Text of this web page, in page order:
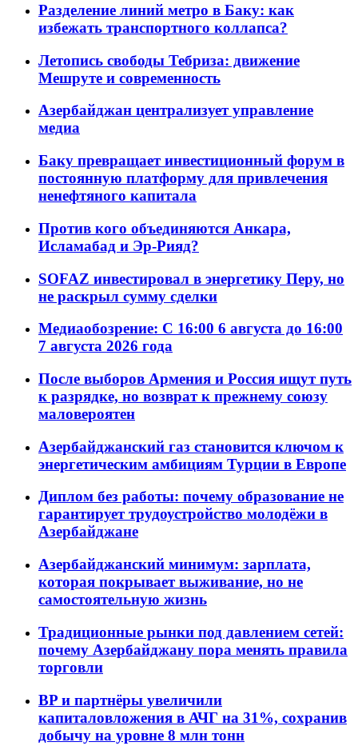
Разделение линий метро в Баку: как
избежать транспортного коллапса?
Летопись свободы Тебриза: движение
Мешруте и современность
Азербайджан централизует управление
медиа
Баку превращает инвестиционный форум в
постоянную платформу для привлечения
ненефтяного капитала
Против кого объединяются Анкара,
Исламабад и Эр-Рияд?
SOFAZ инвестировал в энергетику Перу, но
не раскрыл сумму сделки
Медиаобозрение: С 16:00 6 августа до 16:00
7 августа 2026 года
После выборов Армения и Россия ищут путь
к разрядке, но возврат к прежнему союзу
маловероятен
Азербайджанский газ становится ключом к
энергетическим амбициям Турции в Европе
Диплом без работы: почему образование не
гарантирует трудоустройство молодёжи в
Азербайджане
Азербайджанский минимум: зарплата,
которая покрывает выживание, но не
самостоятельную жизнь
Традиционные рынки под давлением сетей:
почему Азербайджану пора менять правила
торговли
BP и партнёры увеличили
капиталовложения в АЧГ на 31%, сохранив
добычу на уровне 8 млн тонн